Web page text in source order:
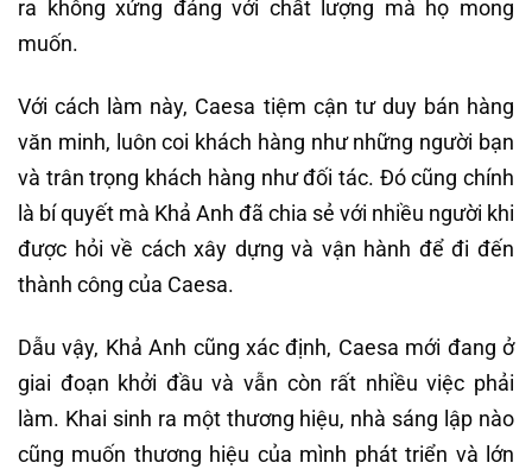
ra không xứng đáng với chất lượng mà họ mong
muốn.
Với cách làm này, Caesa tiệm cận tư duy bán hàng
văn minh, luôn coi khách hàng như những người bạn
và trân trọng khách hàng như đối tác. Đó cũng chính
là bí quyết mà Khả Anh đã chia sẻ với nhiều người khi
được hỏi về cách xây dựng và vận hành để đi đến
thành công của Caesa.
Dẫu vậy, Khả Anh cũng xác định, Caesa mới đang ở
giai đoạn khởi đầu và vẫn còn rất nhiều việc phải
làm. Khai sinh ra một thương hiệu, nhà sáng lập nào
cũng muốn thương hiệu của mình phát triển và lớn